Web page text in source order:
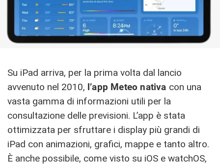
Su iPad arriva, per la prima volta dal lancio
avvenuto nel 2010, l’app Meteo nativa con una
vasta gamma di informazioni utili per la
consultazione delle previsioni. L’app è stata
ottimizzata per sfruttare i display più grandi di
iPad con animazioni, grafici, mappe e tanto altro.
È anche possibile, come visto su iOS e watchOS,